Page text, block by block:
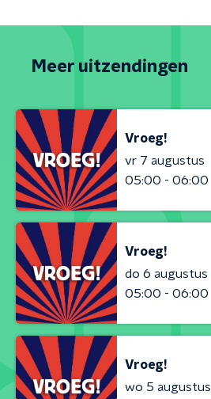
Meer uitzendingen
Vroeg!
vr 7 augustus
05:00 - 06:00
Vroeg!
do 6 augustus
05:00 - 06:00
Vroeg!
wo 5 augustus